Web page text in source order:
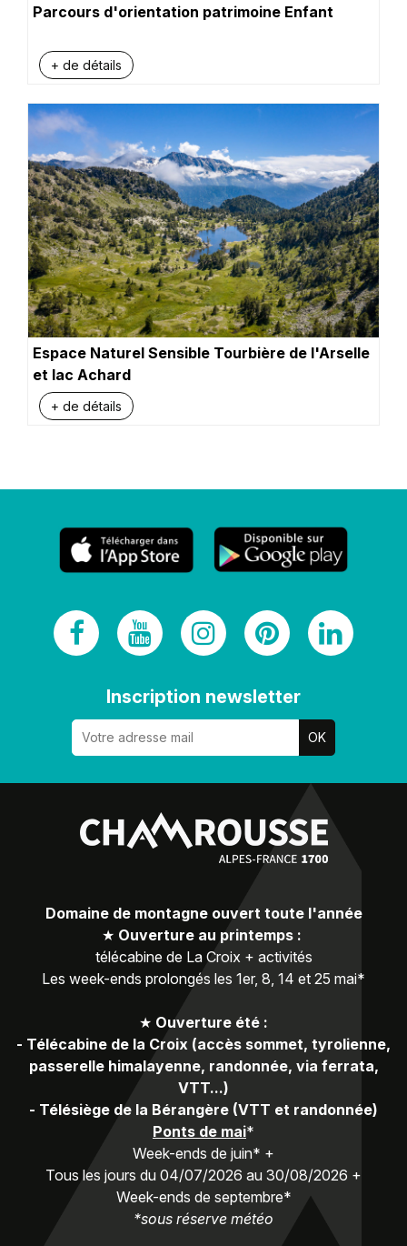
Parcours d'orientation patrimoine Enfant
+ de détails
Espace Naturel Sensible Tourbière de l'Arselle
et lac Achard
+ de détails
Inscription newsletter
Domaine de montagne ouvert toute l'année
★ Ouverture au printemps :
télécabine de La Croix + activités
Les week-ends prolongés les 1er, 8, 14 et 25 mai*
★ Ouverture été :
- Télécabine de la Croix (accès sommet, tyrolienne,
passerelle himalayenne, randonnée, via ferrata,
VTT...)
- Télésiège de la Bérangère (VTT et randonnée)
Ponts de mai*
Week-ends de juin* +
Tous les jours du 04/07/2026 au 30/08/2026 +
Week-ends de septembre*
*sous réserve météo